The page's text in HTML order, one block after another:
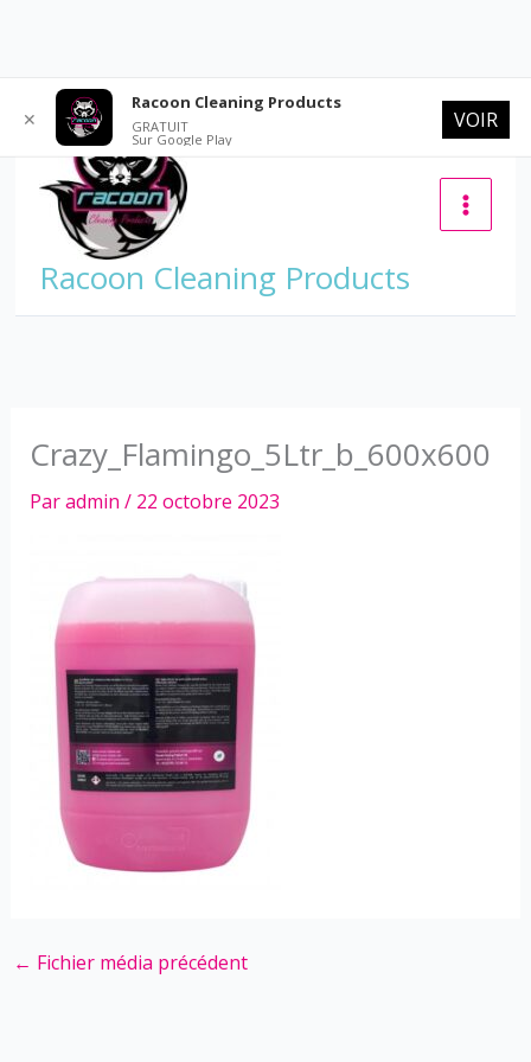
contenu
Racoon Cleaning Products
Crazy_Flamingo_5Ltr_b_600x600
Paradmin / 22 octobre 2023
← Fichier média précédent
✕
Racoon Cleaning Products
GRATUIT
Sur Google Play
VOIR